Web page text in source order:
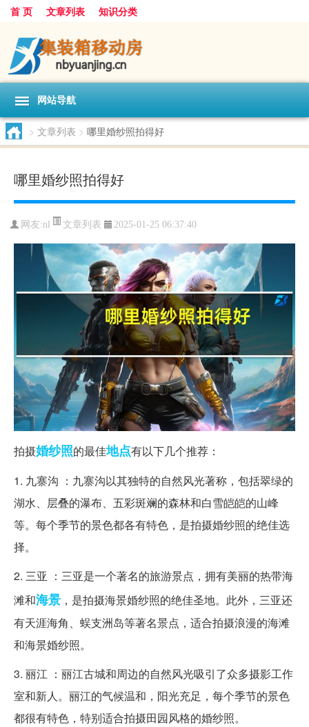
首 页 文章列表 知识分类
网站导航
> 文章列表 > 哪里婚纱照拍得好
哪里婚纱照拍得好
网友:nl 文章列表 2025-01-25 06:37:40
拍摄婚纱照的最佳地点有以下几个推荐：
1. 九寨沟 ：九寨沟以其独特的自然风光著称，包括翠绿的
湖水、层叠的瀑布、五彩斑斓的森林和白雪皑皑的山峰
等。每个季节的景色都各有特色，是拍摄婚纱照的绝佳选
择。
2. 三亚 ：三亚是一个著名的旅游景点，拥有美丽的热带海
滩和海景 ，是拍摄海景婚纱照的绝佳圣地。此外，三亚还
有天涯海角、蜈支洲岛等著名景点，适合拍摄浪漫的海滩
和海景婚纱照。
3. 丽江 ：丽江古城和周边的自然风光吸引了众多摄影工作
室和新人。丽江的气候温和，阳光充足，每个季节的景色
都很有特色，特别适合拍摄田园风格的婚纱照。